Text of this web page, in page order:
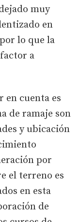
muy
en
lo que la
a
cuenta es
de ramaje son
y ubicación
por
el terreno es
en esta
de